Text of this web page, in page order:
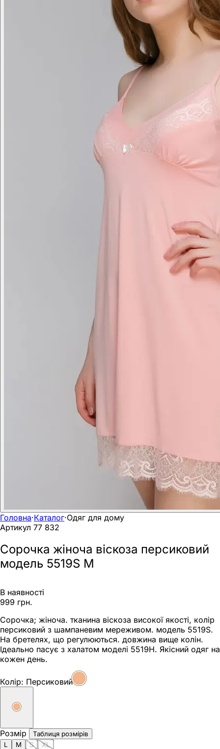
Головна·Каталог·Одяг для дому
Артикул 77 832
Сорочка жіноча віскоза персиковий
модель 5519S M
В наявності
999 грн.
Сорочка; жіноча. тканина віскоза високої якості, колір
персиковий з шампаневим мереживом. модель 5519S.
На бретелях, що регулюються. довжина вище колін.
Ідеально пасує з халатом моделі 5519Н. Якісний одяг на
кожен день.
Колір: Персиковий
Розмір
Таблиця розмірів
L
M S
XL